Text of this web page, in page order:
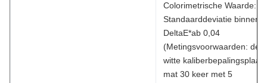
Colorimetrische Waarde:
Standaarddeviatie binnen
DeltaE*ab 0,04
(Metingsvoorwaarden: de
witte kaliberbepalingsplaat
mat 30 keer met 5